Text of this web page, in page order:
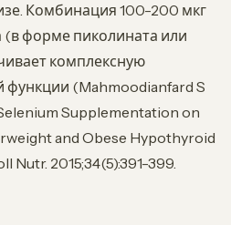
Комбинация 100-200 мкг
(в форме пиколината или
комплексную
функции (Mahmoodianfard S
Supplementation on
and Obese Hypothyroid
Nutr. 2015;34(5):391-399.